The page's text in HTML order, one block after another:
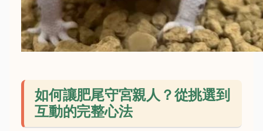
如何讓肥尾守宮親人？從挑選到
互動的完整心法